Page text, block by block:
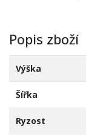
Popis zboží
Výška
Šířka
Ryzost